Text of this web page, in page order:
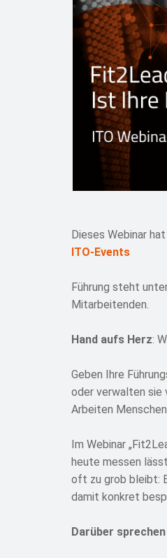
Dieses Webinar
ITO-Events
Führung steht
Mitarbeitenden.
Hand aufs Herz:
Geben Ihre
oder verwalten sie
Arbeiten
Im Webinar
heute messen
oft zu grob bleibt:
damit konkret
Darüber